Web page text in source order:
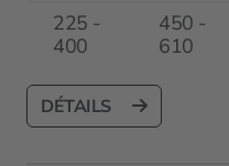
225 -
400
450 -
610
DÉTAILS